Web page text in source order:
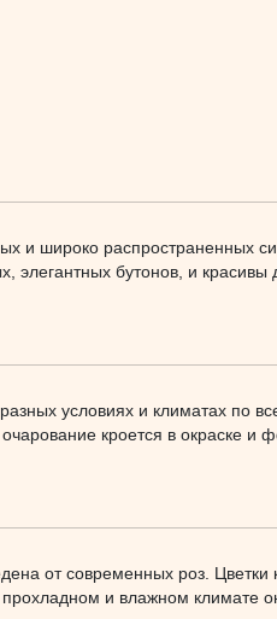
и широко распространенных
элегантных бутонов, и красивы
условиях и климатах по
кроется в окраске и
от современных роз. Цветки
и влажном климате